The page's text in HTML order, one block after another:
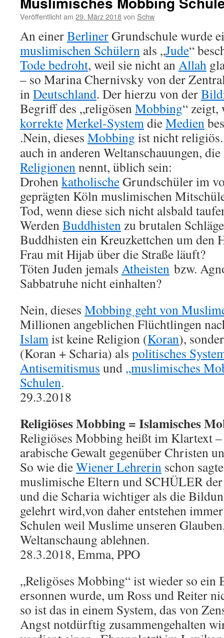
Veröffentlicht am 29. März 2018von Schw
An einerBerlinerGrundschule wurde
muslimischen Schülern als „Jude“
Tode bedroht, weil sie nicht anAllah
– so Marina Chernivsky von der
inDeutschland. Der hierzu von der
Begriff des „religösenMobbing“ zeigt,
korrekteMerkel-SystemdieMedien
.Nein, dieses Mobbing ist nicht
auch in anderen Weltanschauungen,
Religionennennt, üblich sein:
DrohenkatholischeGrundschüler im
geprägten Köln muslimischen
Tod, wenn diese sich nicht alsbald
WerdenBuddhistenzu brutalen
Buddhisten ein Kreuzkettchen um den
Frau mit Hijab über die Straße läuft?
Töten Juden jemals Atheisten bzw.
Sabbatruhe nicht einhalten?
Nein, dieses Mobbing geht von
Millionen angeblichen Flüchtlingen
Islamist keine Religion (Koran),
(Koran + Scharia) als politisches
Antisemitismus und „muslimisches
Schulen.
29.3.2018
Religiöses Mobbing = Islamisches
Religiöses Mobbing heißt im Klartext
arabische Gewalt gegenüber Christen
So wie dieWiener Lehrerin schon
muslimische Eltern und SCHÜLER
und die Scharia wichtiger als die
gelehrt wird,von daher entstehen
Schulen weil Muslime unseren
Weltanschaung ablehnen.
28.3.2018, Emma, PPO
„Religöses Mobbing“ ist wieder so ein
ersonnen wurde, um Ross und Reiter
so ist das in einem System, das von
Angst notdürftig zusammengehalten